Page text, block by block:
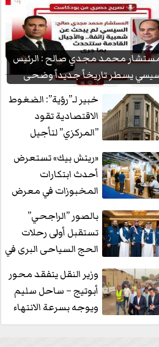
محمد مجدي صالح : الرئيس
يسطر تاريخاً جديداً وضحى
بشعبيته...
خبير لـ”رؤية”: الضغوط
الاقتصادية تقود
”المركزي” لتأجيل
«ريتش بيك» تستعرض
أحدث ابتكارات
المخبوزات في معرض
بالصور ”الراجحي”
تستقبل أولى رحلات
الحج السياحى البرى في
وزير النقل يتفقد محور
أبوتيج – ساحل سليم
ويوجه بسرعة الانتهاء
من...